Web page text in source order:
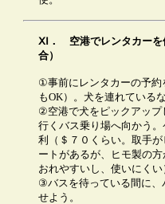
ⅩⅠ． 空港でレンタカーを
合）
①事前にレンタカーの予約
もOK）。犬を連れている
②空港で犬をピックアップ
行くバス乗り場へ向かう
利（＄７０くらい。取手
ートがあるが、ヒモ製の
おれやすいし、使いにくい
③バスを待っている間に、
せよう。